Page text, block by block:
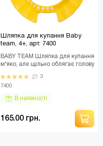
Шляпка для купання Baby
team, 4+, арт. 7400
BABY TEAM Шляпка для купання
м'яко, але щільно облягає голову
голови в сп..
3
7400
В наявності
165.00 грн.